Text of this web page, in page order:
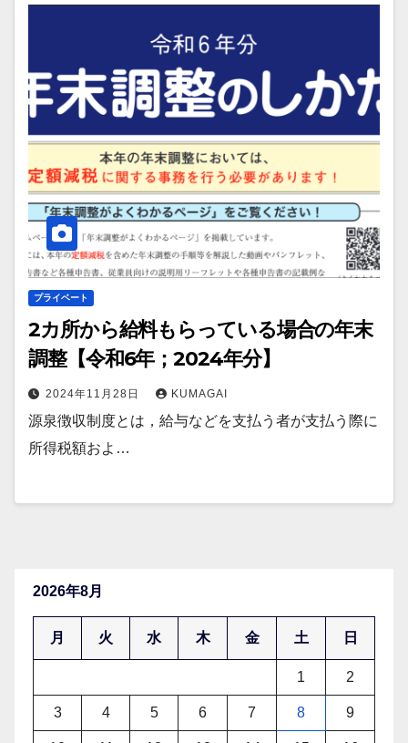
プライベート
2カ所から給料もらっている場合の年末
調整【令和6年；2024年分】
2024年11月28日 KUMAGAI
源泉徴収制度とは，給与などを支払う者が支払う際に
所得税額およ…
2026年8月
月 火 水 木 金 土 日
1 2
3 4 5 6 7 8 9